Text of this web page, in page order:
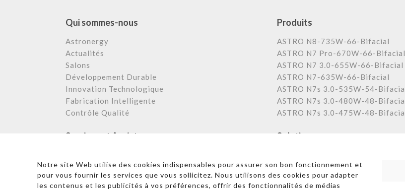
Notre site Web utilise des cookies indispensables pour assurer son bon fonctionnement et
pour vous fournir les services que vous sollicitez. Nous utilisons des cookies pour adapter
les contenus et les publicités à vos préférences, offrir des fonctionnalités de médias
Qui sommes-nous
Astronergy
Actualités
Salons
Développement Durable
Innovation Technologique
Fabrication Intelligente
Contrôle Qualité
Services et Assistance
FAQ et Support
Cas Appliqués
Produits
ASTRO N8-735W-66-Bifacial
ASTRO N7 Pro-670W-66-Bifacial
ASTRO N7 3.0-655W-66-Bifacial
ASTRO N7-635W-66-Bifacial
ASTRO N7s 3.0-535W-54-
ASTRO N7s 3.0-480W-48-
ASTRO N7s 3.0-475W-48-
Solutions
Commerciale et industrielle
Résidentielle